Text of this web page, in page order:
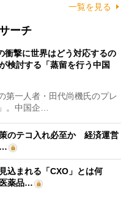
一覧を見る
ーチ
衝撃に世界はどう対応するの
検討する「蒸留を行う中国
一人者・田代尚機氏のプレ
。中国企…
のテコ入れ必至か 経済運営
…
込まれる「CXO」とは何
薬品…